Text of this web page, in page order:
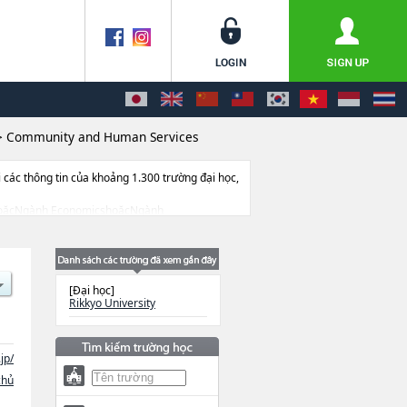
Community and Human Services
các thông tin của khoảng 1.300 trường đại học,
EconomicshoặcNgành
tin về từng ngành học, thông tin liên quan
[Đại học]
Rikkyo University